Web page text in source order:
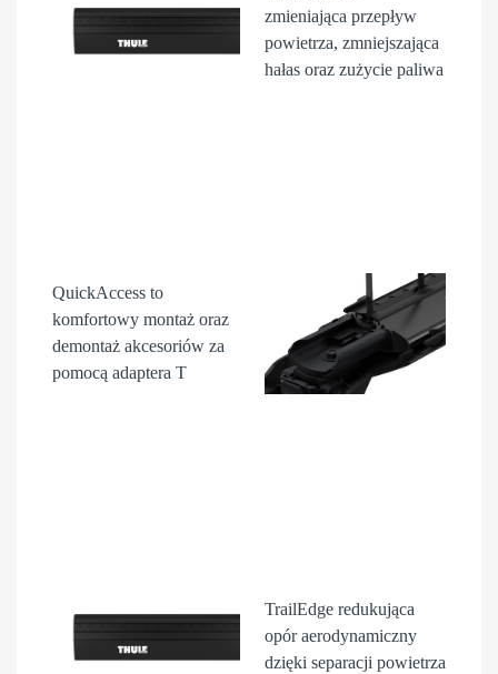
zmieniająca przepływ
powietrza, zmniejszająca
hałas oraz zużycie paliwa
QuickAccess to
komfortowy montaż oraz
demontaż akcesoriów za
pomocą adaptera T
TrailEdge redukująca
opór aerodynamiczny
dzięki separacji powietrza